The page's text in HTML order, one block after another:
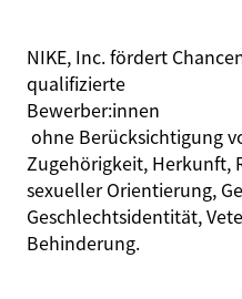
NIKE, Inc. fördert
qualifizierte
Bewerber:innen
ohne Berücksichtigung
Zugehörigkeit, Herkunft,
sexueller Orientierung,
Geschlechtsidentität,
Behinderung.